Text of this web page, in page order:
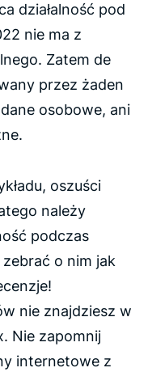
działalność pod
nie ma z
Zatem de
przez żaden
osobowe, ani
oszuści
należy
podczas
o nim jak
nie znajdziesz w
Nie zapomnij
internetowe z